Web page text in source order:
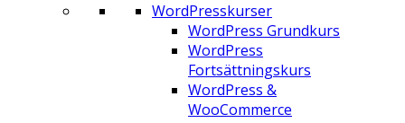
WordPresskurser
WordPress Grundkurs
WordPress
Fortsättningskurs
WordPress &
WooCommerce